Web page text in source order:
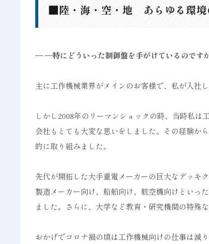
■陸・海・空・地 あらゆる環境
― ―特にどういった制御盤を手がけているのです
主に工作機械業界がメインのお客様で、私が入社
しかし2008年のリーマンショックの時、当時私
会社もとても大変な思いをしました。その経験か
的に取り組みました。
先代が開拓した大手重電メーカーの巨大なデッキ
製造メーカー向け、船舶向け、航空機向けといっ
ました。さらに、大学など教育・研究機関の特殊
おかげでコロナ禍の頃は工作機械向けの仕事は減